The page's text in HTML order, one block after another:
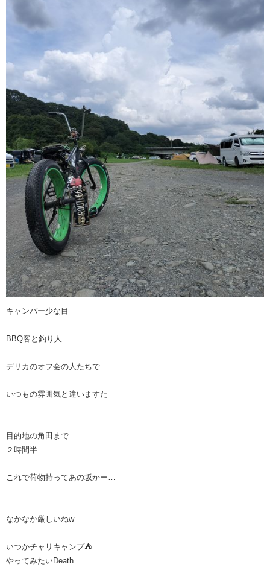
キャンパー少な目
BBQ客と釣り人
デリカのオフ会の人たちで
いつもの雰囲気と違いますた
目的地の角田まで
２時間半
これで荷物持ってあの坂かー…
なかなか厳しいねw
いつかチャリキャンプ⛺
やってみたいDeath